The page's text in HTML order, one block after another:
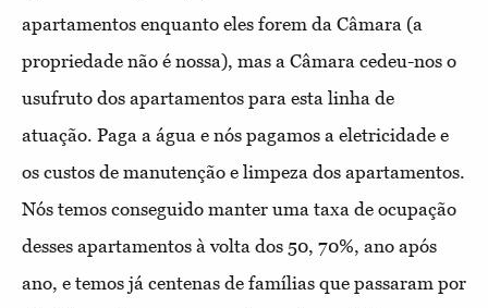
apartamentos enquanto eles forem da Câmara (a
propriedade não é nossa), mas a Câmara cedeu-nos o
usufruto dos apartamentos para esta linha de
atuação. Paga a água e nós pagamos a eletricidade e
os custos de manutenção e limpeza dos apartamentos.
Nós temos conseguido manter uma taxa de ocupação
desses apartamentos à volta dos 50, 70%, ano após
ano, e temos já centenas de famílias que passaram por